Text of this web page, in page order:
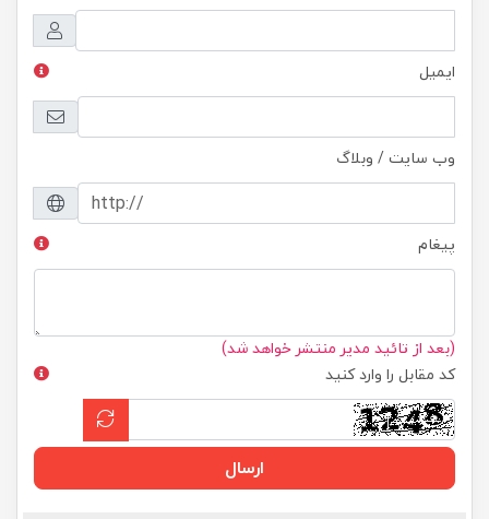
ایمیل
وب سایت / وبلاگ
پیغام
(بعد از تائید مدیر منتشر خواهد شد)
کد مقابل را وارد کنید
ارسال